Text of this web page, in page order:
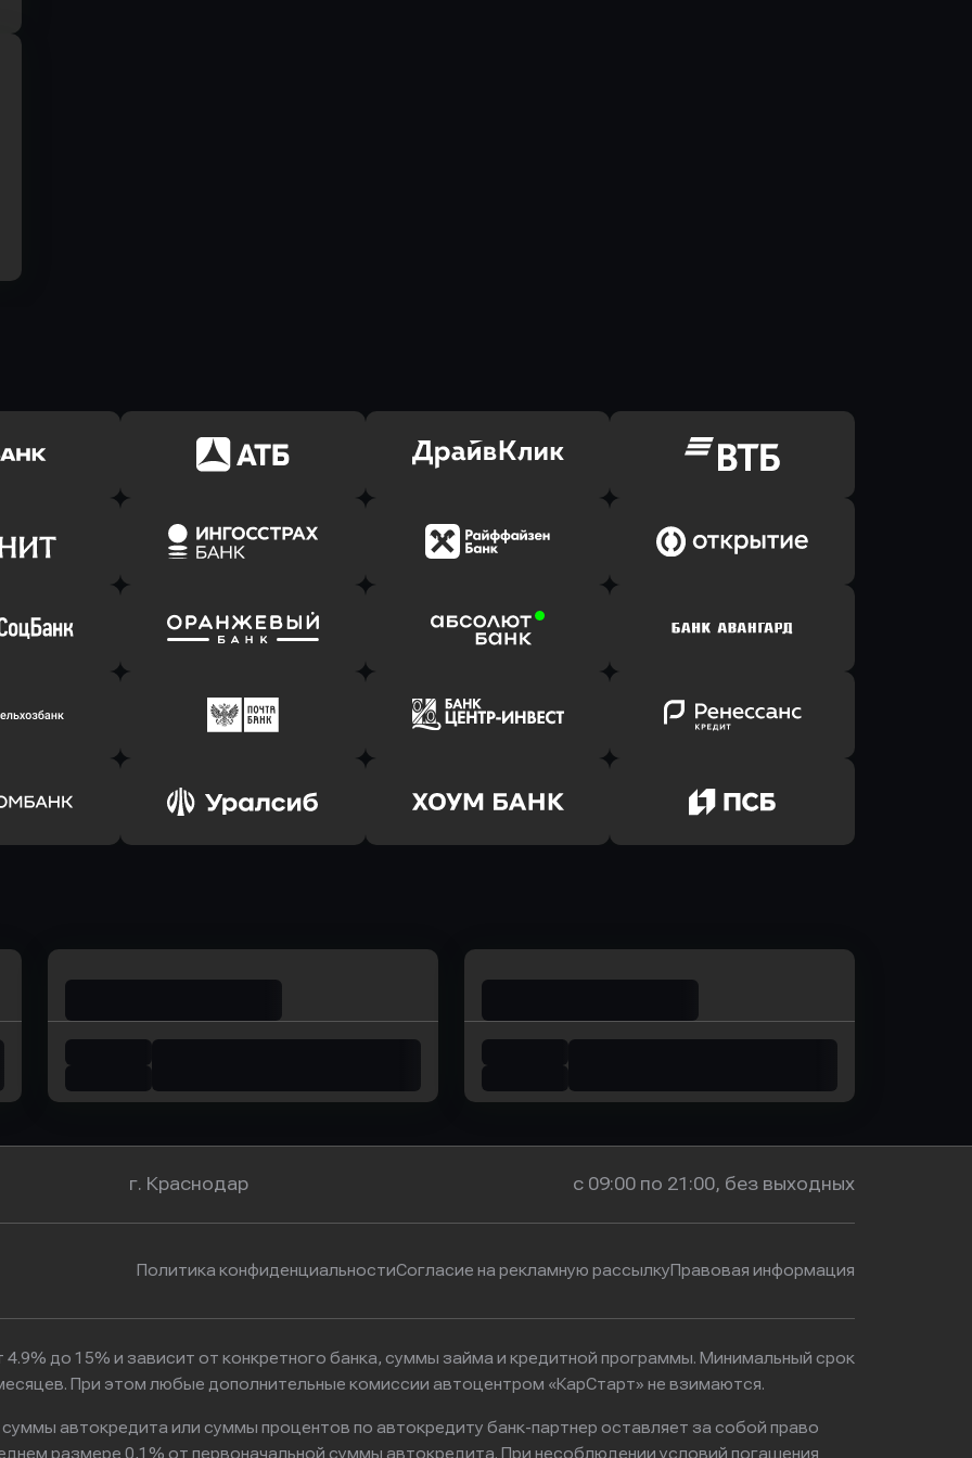
заявку
Оправить заявку
в АТБ Банк
Оправить заявку
в Драйв Клик Банк
Оправить заявку
в ВТБ
заявку
Банк
Оправить заявку
в Ингосстрах Банк
Оправить заявку
в Райффайзен Банк
в Банк Открытие
заявку
Оправить заявку
в Банк Оранжевый
Оправить заявку
в Абсолют Банк
Оправить заявку
в Банк Авангард
заявку
Оправить заявку
в Почта Банк
Оправить заявку
в Центр-Инвест
Оправить заявку
в Ренессанс Банк
г. Краснодар с 09:00 по 21:00, без выходных
Политика конфиденциальностиСогласие на рекламную рассылкуПравовая информация
до 15% и зависит от конкретного банка, суммы займа и кредитной программы. Минимальный срок
При этом любые дополнительные комиссии автоцентром «КарСтарт» не взимаются.
автокредита или суммы процентов по автокредиту банк-партнер оставляет за собой право
размере 0,1% от первоначальной суммы автокредита. При несоблюдении условий погашения